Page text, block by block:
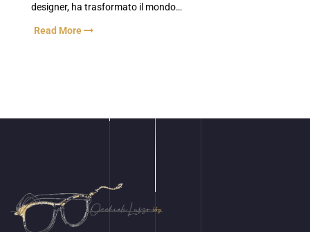
designer, ha trasformato il mondo…
Read More